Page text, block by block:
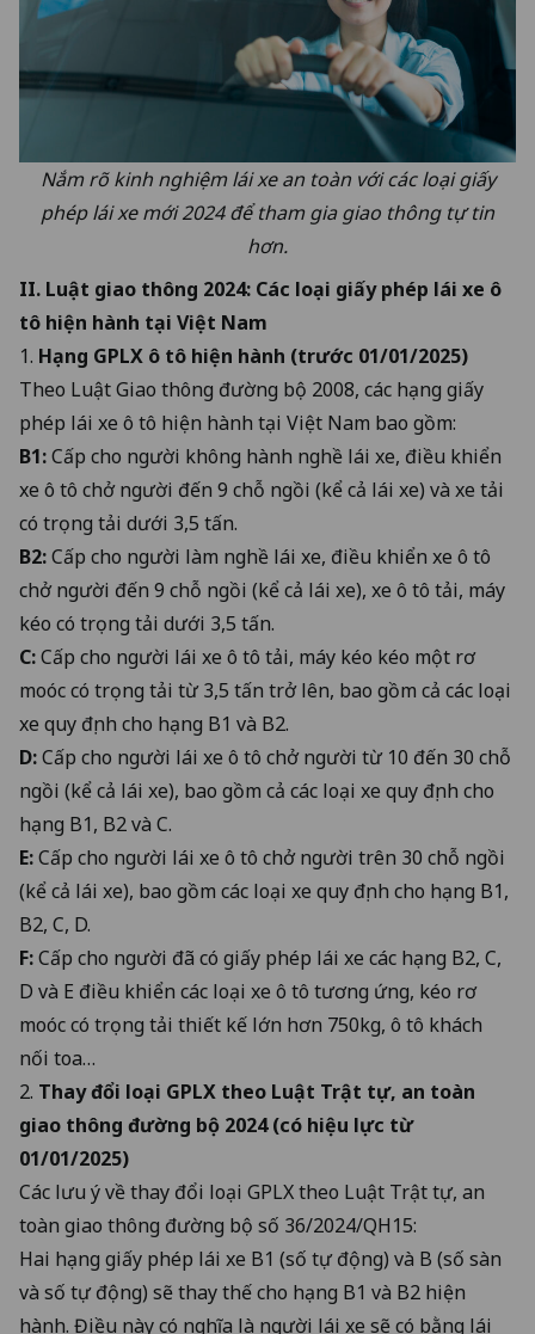
Nắm rõ kinh nghiệm lái xe an toàn với các loại giấy
phép lái xe mới 2024 để tham gia giao thông tự tin
hơn.
II. Luật giao thông 2024: Các loại giấy phép lái xe ô
tô hiện hành tại Việt Nam
1. Hạng GPLX ô tô hiện hành (trước 01/01/2025)
Theo Luật Giao thông đường bộ 2008, các hạng giấy
phép lái xe ô tô hiện hành tại Việt Nam bao gồm:
B1:Cấp cho người không hành nghề lái xe, điều khiển
xe ô tô chở người đến 9 chỗ ngồi (kể cả lái xe) và xe tải
có trọng tải dưới 3,5 tấn.
B2:Cấp cho người làm nghề lái xe, điều khiển xe ô tô
chở người đến 9 chỗ ngồi (kể cả lái xe), xe ô tô tải, máy
kéo có trọng tải dưới 3,5 tấn.
C:Cấp cho người lái xe ô tô tải, máy kéo kéo một rơ
moóc có trọng tải từ 3,5 tấn trở lên, bao gồm cả các loại
xe quy định cho hạng B1 và B2.
D:Cấp cho người lái xe ô tô chở người từ 10 đến 30 chỗ
ngồi (kể cả lái xe), bao gồm cả các loại xe quy định cho
hạng B1, B2 và C.
E:Cấp cho người lái xe ô tô chở người trên 30 chỗ ngồi
(kể cả lái xe), bao gồm các loại xe quy định cho hạng B1,
B2, C, D.
F:Cấp cho người đã có giấy phép lái xe các hạng B2, C,
D và E điều khiển các loại xe ô tô tương ứng, kéo rơ
moóc có trọng tải thiết kế lớn hơn 750kg, ô tô khách
nối toa…
2. Thay đổi loại GPLX theo Luật Trật tự, an toàn
giao thông đường bộ 2024 (có hiệu lực từ
01/01/2025)
Các lưu ý về thay đổi loại GPLX theo Luật Trật tự, an
toàn giao thông đường bộ số 36/2024/QH15:
Hai hạng giấy phép lái xe B1 (số tự động) và B (số sàn
và số tự động) sẽ thay thế cho hạng B1 và B2 hiện
hành. Điều này có nghĩa là người lái xe sẽ có bằng lái